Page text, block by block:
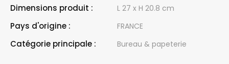
Dimensions produit : L 27 x H 20.8 cm
Pays d'origine : FRANCE
Catégorie principale : Bureau & papeterie